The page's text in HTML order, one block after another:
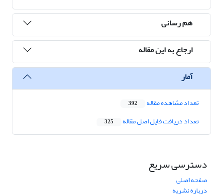
هم رسانی
ارجاع به این مقاله
آمار
تعداد مشاهده مقاله 392
تعداد دریافت فایل اصل مقاله 325
دسترسی سریع
صفحه اصلی
درباره نشریه